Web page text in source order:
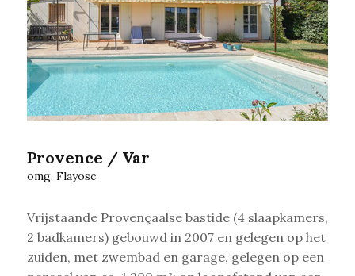
Provence / Var
omg. Flayosc
Vrijstaande Provençaalse bastide (4 slaapkamers,
2 badkamers) gebouwd in 2007 en gelegen op het
zuiden, met zwembad en garage, gelegen op een